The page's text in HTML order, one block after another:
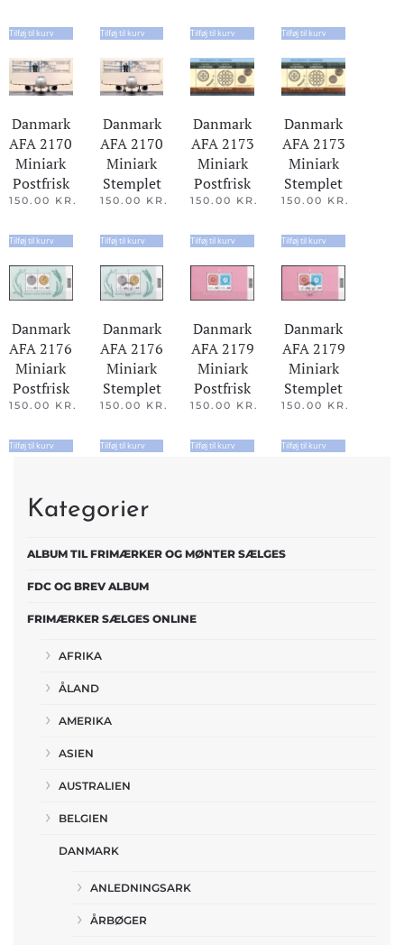
Tilføj til kurv Tilføj til kurv Tilføj til kurv Tilføj til kurv
Danmark
AFA 2170
Miniark
Postfrisk
150.00 KR.
Tilføj til kurv
Danmark
AFA 2170
Miniark
Stemplet
150.00 KR.
Tilføj til kurv
Danmark
AFA 2173
Miniark
Postfrisk
150.00 KR.
Tilføj til kurv
Danmark
AFA 2173
Miniark
Stemplet
150.00 KR.
Tilføj til kurv
Danmark
AFA 2176
Miniark
Postfrisk
150.00 KR.
Tilføj til kurv
Danmark
AFA 2176
Miniark
Stemplet
150.00 KR.
Tilføj til kurv
Danmark
AFA 2179
Miniark
Postfrisk
150.00 KR.
Tilføj til kurv
Danmark
AFA 2179
Miniark
Stemplet
150.00 KR.
Tilføj til kurv
Kategorier
ALBUM TIL FRIMÆRKER OG MØNTER SÆLGES
FDC OG BREV ALBUM
FRIMÆRKER SÆLGES ONLINE
AFRIKA
ÅLAND
AMERIKA
ASIEN
AUSTRALIEN
BELGIEN
DANMARK
ANLEDNINGSARK
ÅRBØGER